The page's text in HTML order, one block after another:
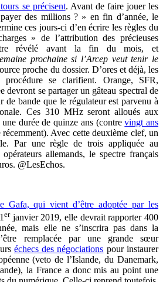
se précisent. Avant de faire jouer les
des millions ? » en fin d’année, le
ces jours-ci d’en écrire les règles du
» de l’attribution des précieuses
révélé avant la fin du mois, et
prochaine si l’Arcep veut tenir le
proche du dossier. D’ores et déjà, les
procédure se clarifient. Orange, SFR,
devront se partager un gâteau spectral de
de bande que le régulateur est parvenu à
Ces 310 MHz seront alloués aux
durée de quinze ans (contrevingt ans
Avec cette deuxième clef, un
Par une règle de trois appliquée au
allemands, le spectre français
@LesEchos.
Gafa, qui vient d’être adoptée par les
erjanvier 2019, elle devrait rapporter 400
mais elle ne s’inscrira pas dans la
remplacée par une grande sœur
échecs des négociations pour instaurer
(veto de l’Islande, du Danemark,
la France a donc mis au point une